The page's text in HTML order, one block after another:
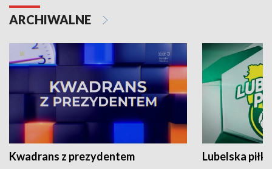
ARCHIWALNE
Kwadrans z prezydentem Lubelska piłka